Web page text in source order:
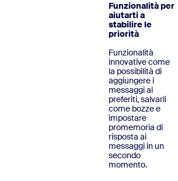
Funzionalità per
aiutarti a
stabilire le
priorità
Funzionalità
innovative come
la possibilità di
aggiungere i
messaggi ai
preferiti, salvarli
come bozze e
impostare
promemoria di
risposta ai
messaggi in un
secondo
momento.